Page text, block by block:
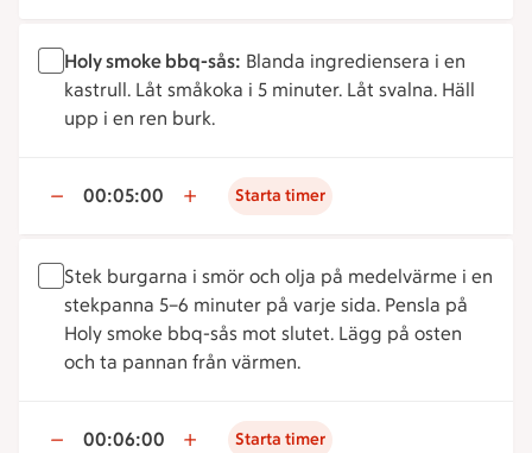
Holy smoke bbq-sås: Blanda ingrediensera i en
kastrull. Låt småkoka i 5 minuter. Låt svalna. Häll
upp i en ren burk.
00:05:00 Starta timer
Stek burgarna i smör och olja på medelvärme i en
stekpanna 5–6 minuter på varje sida. Pensla på
Holy smoke bbq-sås mot slutet. Lägg på osten
och ta pannan från värmen.
00:06:00 Starta timer